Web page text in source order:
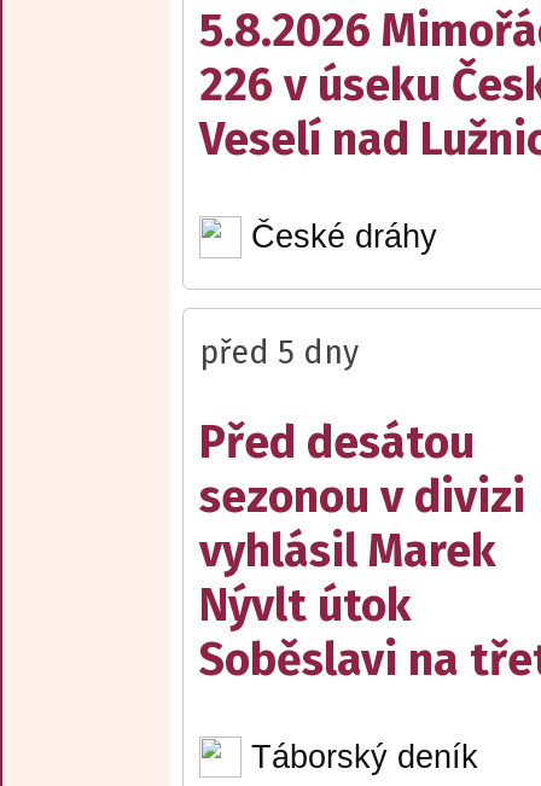
5.8.2026
226 v úseku
Veselí nad
České dráhy
před 5 dny
Před desátou
sezonou v divizi
vyhlásil Marek
Nývlt útok
Soběslavi na
Táborský deník